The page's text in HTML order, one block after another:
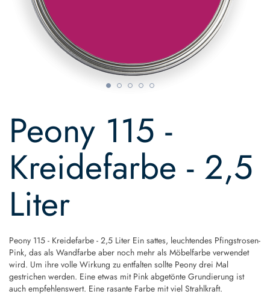
Peony 115 -
Kreidefarbe - 2,5
Liter
Peony 115 - Kreidefarbe - 2,5 Liter Ein sattes, leuchtendes Pfingstrosen-
Pink, das als Wandfarbe aber noch mehr als Möbelfarbe verwendet
wird. Um ihre volle Wirkung zu entfalten sollte Peony drei Mal
gestrichen werden. Eine etwas mit Pink abgetönte Grundierung ist
auch empfehlenswert. Eine rasante Farbe mit viel Strahlkraft.
the
beginning
the
images